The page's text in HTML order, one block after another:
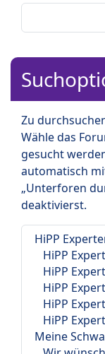
Zu
Wähle das
gesucht
automatisch
„Unterforen
deaktivierst.